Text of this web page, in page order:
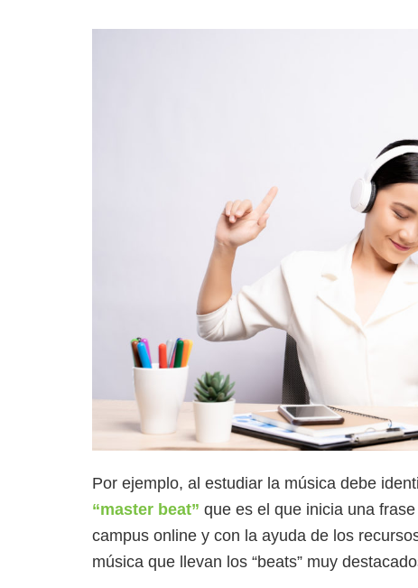
Por ejemplo, al estudiar la música debe
“master beat” que es el que inicia una
campus online y con la ayuda de los
música que llevan los “beats” muy